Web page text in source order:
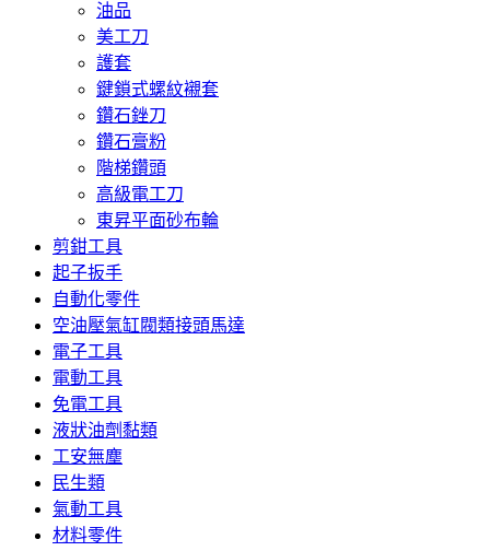
油品
美工刀
護套
鍵鎖式螺紋襯套
鑽石銼刀
鑽石膏粉
階梯鑽頭
高級電工刀
東昇平面砂布輪
剪鉗工具
起子扳手
自動化零件
空油壓氣缸閥類接頭馬達
電子工具
電動工具
免電工具
液狀油劑黏類
工安無塵
民生類
氣動工具
材料零件